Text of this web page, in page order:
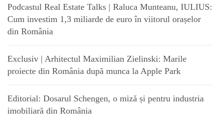
Podcastul Real Estate Talks | Raluca Munteanu, IULIUS:
Cum investim 1,3 miliarde de euro în viitorul orașelor
din România
Exclusiv | Arhitectul Maximilian Zielinski: Marile
proiecte din România după munca la Apple Park
Editorial: Dosarul Schengen, o miză și pentru industria
imobiliară din România